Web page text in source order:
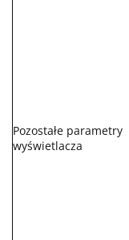
Pozostałe parametry
wyświetlacza